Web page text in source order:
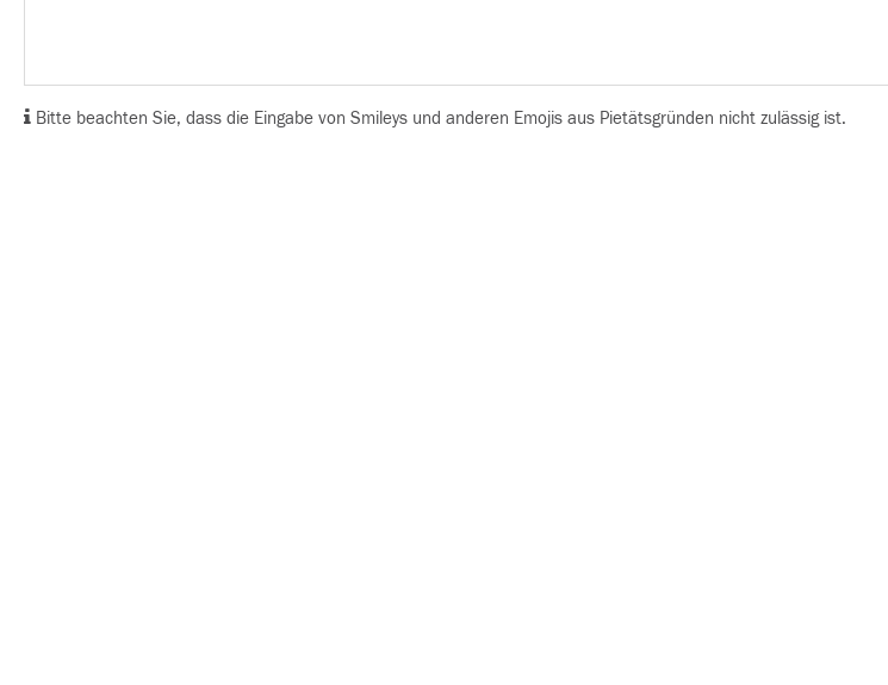
Bitte beachten Sie, dass die Eingabe von Smileys und anderen Emojis aus Pietätsgründen nicht zulässig ist.